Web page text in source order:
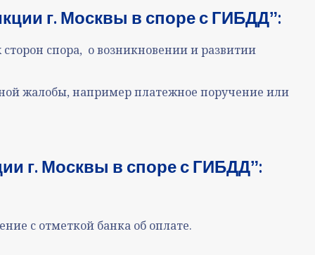
г. Москвы в споре с ГИБДДˮ:
спора, о возникновении и развитии
жалобы, например платежное поручение или
г. Москвы в споре с ГИБДДˮ:
с отметкой банка об оплате.